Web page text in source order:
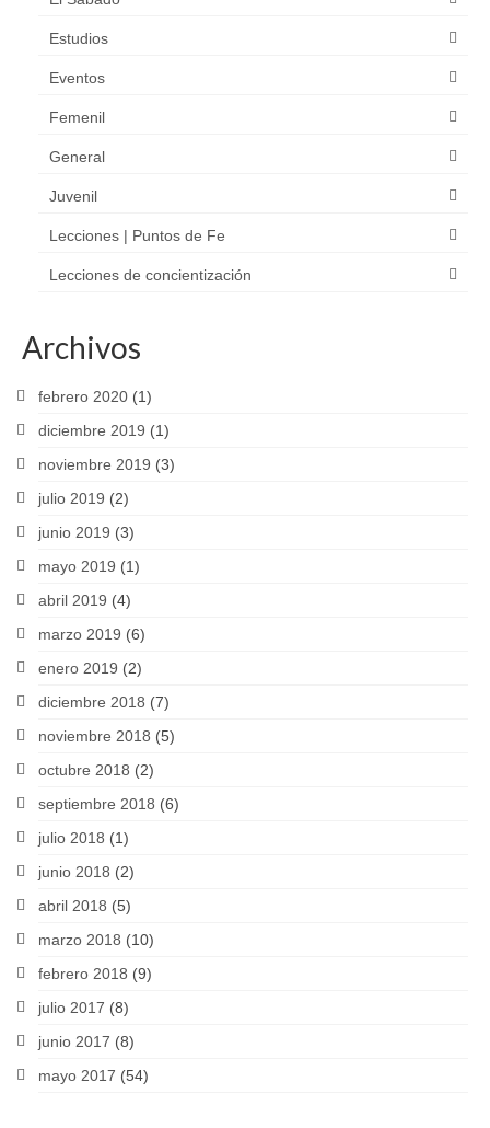
Estudios
Eventos
Femenil
General
Juvenil
Lecciones | Puntos de Fe
Lecciones de concientización
Archivos
febrero 2020 (1)
diciembre 2019 (1)
noviembre 2019 (3)
julio 2019 (2)
junio 2019 (3)
mayo 2019 (1)
abril 2019 (4)
marzo 2019 (6)
enero 2019 (2)
diciembre 2018 (7)
noviembre 2018 (5)
octubre 2018 (2)
septiembre 2018 (6)
julio 2018 (1)
junio 2018 (2)
abril 2018 (5)
marzo 2018 (10)
febrero 2018 (9)
julio 2017 (8)
junio 2017 (8)
mayo 2017 (54)